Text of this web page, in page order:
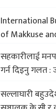
International
of Makkuse
Opportunities
with Global
Baklava
सहकारीलाई
गर्न दिइनु गलत
सल्लाघारी